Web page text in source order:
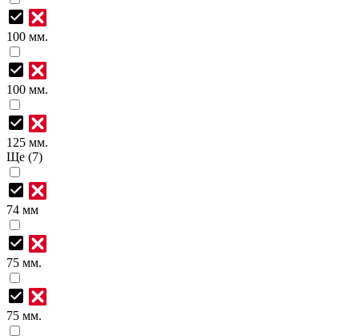
100 мм.
100 мм.
125 мм.
Ще (7)
74 мм
75 мм.
75 мм.